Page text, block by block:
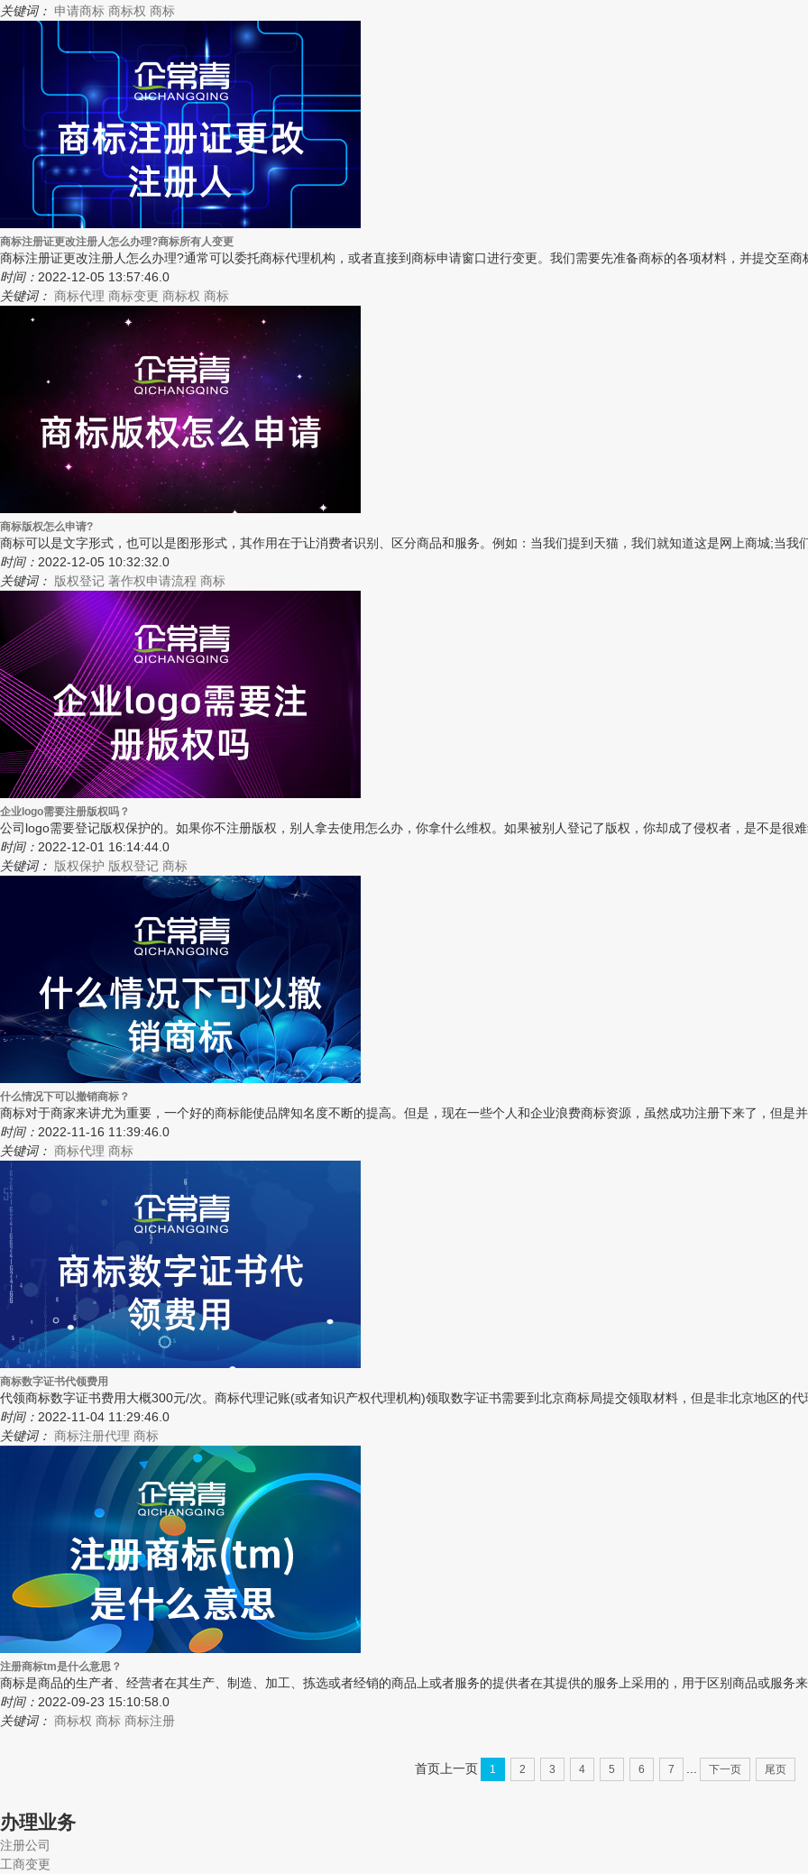
关键词： 申请商标 商标权 商标
商标注册证更改注册人怎么办理?商标所有人变更
商标注册证更改注册人怎么办理?通常可以委托商标代理机构，或者直接到商标申请窗口进行变更。我们需要先准备商标的各项材料，并提交至
时间： 2022-12-05 13:57:46.0
关键词： 商标代理 商标变更 商标权 商标
商标版权怎么申请?
商标可以是文字形式，也可以是图形形式，其作用在于让消费者识别、区分商品和服务。例如：当我们提到天猫，我们就知道这是网上商城;当我
时间： 2022-12-05 10:32:32.0
关键词：
版权登记 著作权申请流程 商标
企业logo需要注册版权吗？
公司logo需要登记版权保护的。如果你不注册版权，别人拿去使用怎么办，你拿什么维权。如果被别人登记了版权，你却成了侵权者，是不是很
时间： 2022-12-01 16:14:44.0
关键词：
版权保护 版权登记 商标
什么情况下可以撤销商标？
商标对于商家来讲尤为重要，一个好的商标能使品牌知名度不断的提高。但是，现在一些个人和企业浪费商标资源，虽然成功注册下来了，但是
时间： 2022-11-16 11:39:46.0
关键词： 商标代理 商标
商标数字证书代领费用
代领商标数字证书费用大概300元/次。商标代理记账(或者知识产权代理机构)领取数字证书需要到北京商标局提交领取材料，但是非北京地区的
时间： 2022-11-04 11:29:46.0
关键词： 商标注册代理 商标
注册商标tm是什么意思？
商标是商品的生产者、经营者在其生产、制造、加工、拣选或者经销的商品上或者服务的提供者在其提供的服务上采用的，用于区别商品或服务
时间： 2022-09-23 15:10:58.0
关键词： 商标权 商标 商标注册
首页上一页 1 2 3 4 5 6 7 下一页 尾页
办理业务
注册公司
工商变更